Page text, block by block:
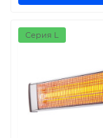
Серия L